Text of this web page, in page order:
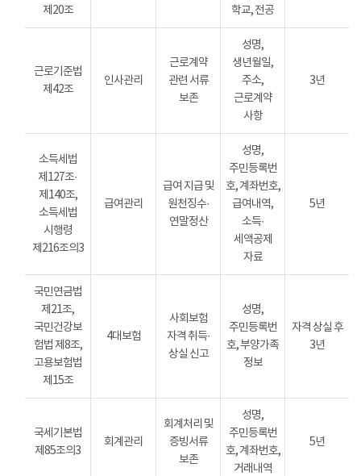
제20조
학교, 전공
근로기준법
제42조
인사관리
근로계약
관련 서류
보존
성명,
생년월일,
주소,
근로계약
사항
3년
소득세법
제127조·
제140조,
소득세법
시행령
제216조의3
급여관리
급여 지급 및
원천징수·
연말정산
성명,
주민등록번
호, 계좌번호,
급여내역,
소득·
세액공제
자료
5년
국민연금법
제21조,
국민건강보
험법 제8조,
고용보험법
제15조
4대보험
사회보험
자격 취득·
상실 신고
성명,
주민등록번
호, 부양가족
정보
자격 상실 후
3년
국세기본법
제85조의3
회계관리
회계처리 및
증빙서류
보존
성명,
주민등록번
호, 계좌번호,
거래내역
5년